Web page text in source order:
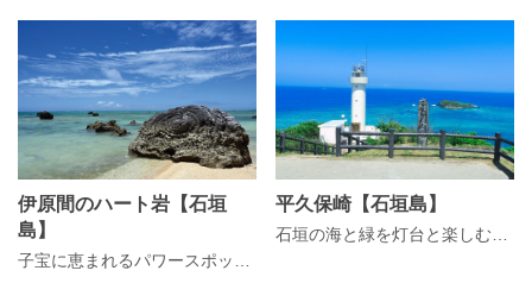
伊原間のハート岩【石垣
島】
平久保崎【石垣島】